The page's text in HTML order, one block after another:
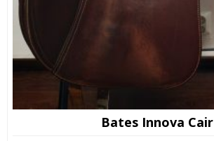
Bates Innova Cair